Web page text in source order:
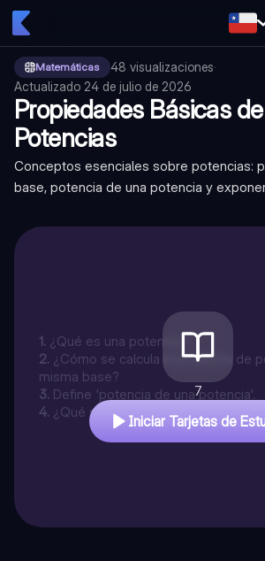
Matemáticas 48 visualizaciones·
Actualizado 24 de julio de 2026
Propiedades Básicas
Potencias
Conceptos esenciales sobre potencias:
base, potencia de una potencia y
1. ¿Qué es una potencia?
2. ¿Cómo se calcula el producto de
misma base?
3. Define 'potencia de una potencia'.
4. ¿Qué significa un exponente
7
Iniciar Tarjetas de